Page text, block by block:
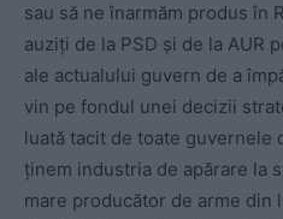
sau să ne înarmăm produs în
auziți de la PSD și de la AUR
ale actualului guvern de a
vin pe fondul unei decizii
luată tacit de toate guvernele
ținem industria de apărare la
mare producător de arme din